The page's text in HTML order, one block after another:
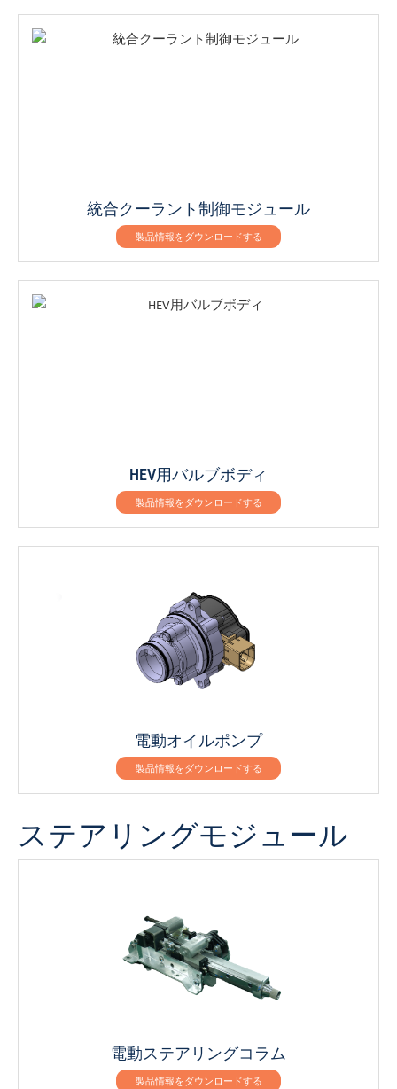
統合クーラント制御モジュール
製品情報をダウンロードする
HEV用バルブボディ
製品情報をダウンロードする
電動オイルポンプ
製品情報をダウンロードする
ステアリングモジュール
電動ステアリングコラム
製品情報をダウンロードする